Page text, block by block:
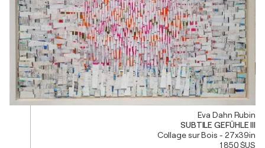
Eva Dahn Rubin
SUBTILE GEFÜHLE III
Collage sur Bois - 27x39in
1 850 $US